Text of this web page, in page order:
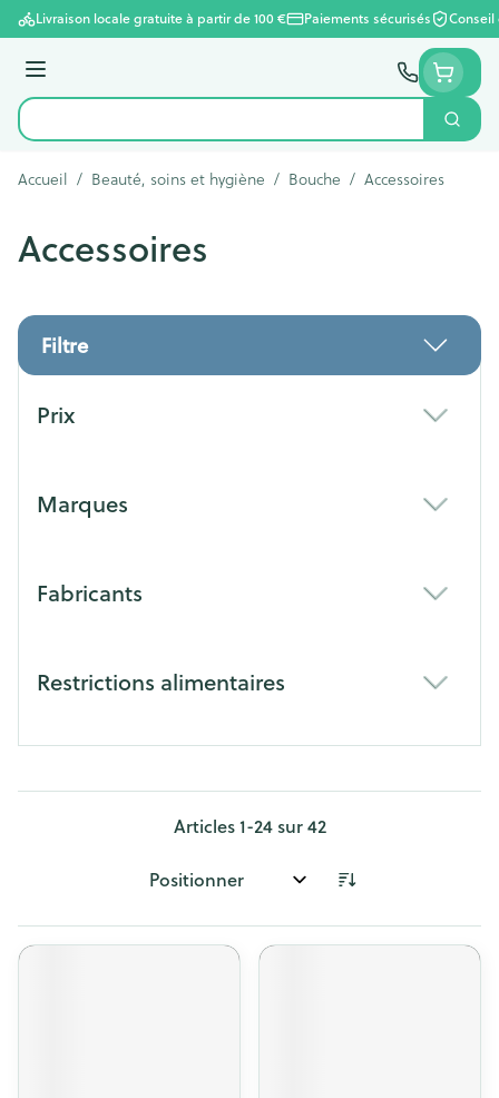
Aller au contenu
Livraison locale gratuite à partir de 100 € Paiements sécurisés
Menu
Rechercher
Accueil / Beauté, soins et hygiène / Bouche / Accessoires
Accessoires
Filtre
Prix
Marques
Fabricants
Restrictions alimentaires
Articles1-24sur42
Trier par: